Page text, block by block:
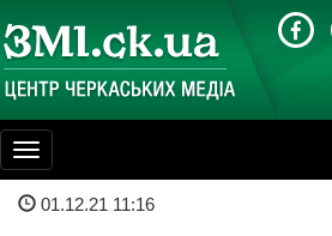
Toggle
navigation
01.12.21 11:16